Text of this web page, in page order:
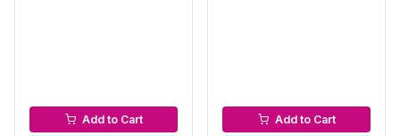
Bath & Shower
Add to Cart Bath & Shower
Add to Cart